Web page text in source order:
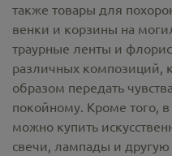
также товары для
венки и корзины на
траурные ленты и
различных композиций,
образом передать
покойному. Кроме того,
можно купить
свечи, лампады и